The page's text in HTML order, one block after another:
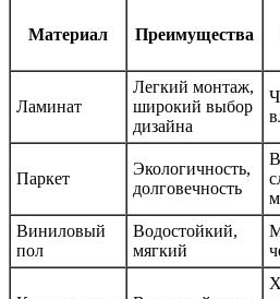
Материал Преимущества
Ламинат
Легкий монтаж,
широкий выбор
дизайна
Паркет
Экологичность,
долговечность
Виниловый
пол
Водостойкий,
мягкий